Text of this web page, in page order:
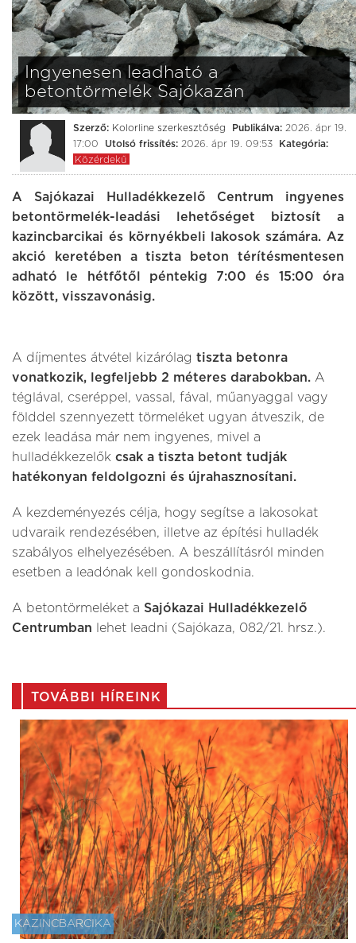
Ingyenesen leadható a
betontörmelék Sajókazán
Szerző: Kolorline szerkesztőség Publikálva: 2026. ápr 19.
17:00
Utolsó frissítés: 2026. ápr 19. 09:53
Kategória:
Közérdekű
A Sajókazai Hulladékkezelő Centrum ingyenes
betontörmelék-leadási lehetőséget biztosít a
kazincbarcikai és környékbeli lakosok számára. Az
akció keretében a tiszta beton térítésmentesen
adható le hétfőtől péntekig 7:00 és 15:00 óra
között, visszavonásig.
A díjmentes átvétel kizárólag tiszta betonra
vonatkozik, legfeljebb 2 méteres darabokban. A
téglával, cseréppel, vassal, fával, műanyaggal vagy
földdel szennyezett törmeléket ugyan átveszik, de
ezek leadása már nem ingyenes, mivel a
hulladékkezelők csak a tiszta betont tudják
hatékonyan feldolgozni és újrahasznosítani.
A kezdeményezés célja, hogy segítse a lakosokat
udvaraik rendezésében, illetve az építési hulladék
szabályos elhelyezésében. A beszállításról minden
esetben a leadónak kell gondoskodnia.
A betontörmeléket a Sajókazai Hulladékkezelő
Centrumban
lehet leadni (Sajókaza, 082/21. hrsz.).
TOVÁBBI HÍREINK
KAZINCBARCIKA